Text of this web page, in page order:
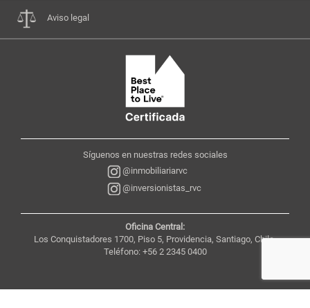
Aviso legal
Síguenos en nuestras redes sociales
@inmobiliariarvc
@inversionistas_rvc
Oficina Central:
Los Conquistadores 1700, Piso 5, Providencia, Santiago, Chile,
Teléfono: +56 2 2345 0400